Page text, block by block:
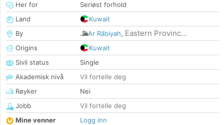
Her for
Seriøst forhold
Land
Kuwait
By
Ar Rābiyah, Eastern Provinc...
Origins
Kuwait
Sivil status
Single
Akademisk nivå
Vil fortelle deg
Røyker
Nei
Jobb
Vil fortelle deg
Mine venner
Logg inn